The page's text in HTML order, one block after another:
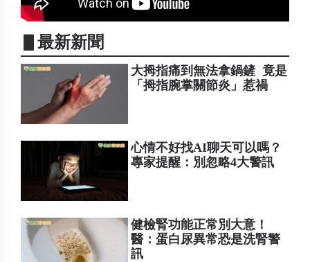
▋最新新聞
大拇指痛到無法拿鍋鏟 竟是
「拇指腕掌關節炎」惹禍
心情不好找AI聊天可以嗎？
專家提醒：別忽略4大警訊
健檢腎功能正常別大意！
醫：蛋白尿異常恐是洗腎警
訊